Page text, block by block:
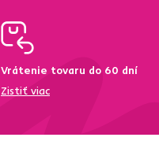
Vrátenie tovaru do 60 dní
Zistiť viac